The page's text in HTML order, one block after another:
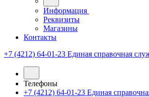
Информация
Реквизиты
Магазины
Контакты
+7 (4212) 64-01-23 Единая справочная
Телефоны
+7 (4212) 64-01-23 Единая